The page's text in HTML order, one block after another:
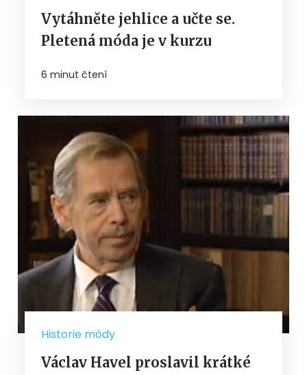
Vytáhněte jehlice a učte se.
Pletená móda je v kurzu
6 minut čtení
Historie módy
Václav Havel proslavil krátké